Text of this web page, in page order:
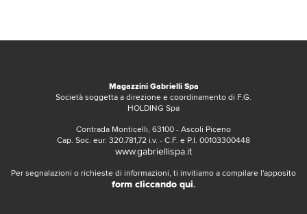
Magazzini Gabrielli Spa
Società soggetta a direzione e coordinamento di F.G.
HOLDING Spa
Contrada Monticelli, 63100 - Ascoli Piceno
Cap. Soc. eur. 320.781,72 i.v. - C.F. e P.I. 00103300448
www.gabriellispa.it
Per segnalazioni o richieste di informazioni, ti invitiamo a compilare l'apposito
form cliccando qui.